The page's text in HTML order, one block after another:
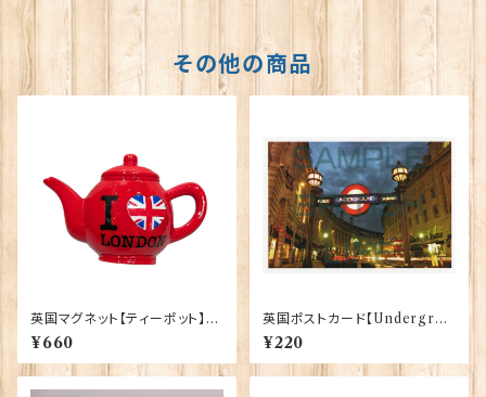
その他の商品
英国マグネット【ティーポット】El
gate Products 90030（7791
9）
¥660
英国ポストカード【Undergrou
nd - London】Jadges 90339
-09
¥220